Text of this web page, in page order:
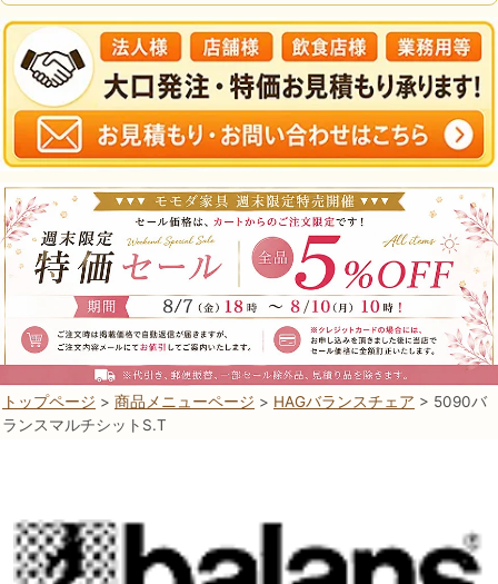
トップページ > 商品メニューページ > HAGバランスチェア > 5090バ
ランスマルチシットS.T